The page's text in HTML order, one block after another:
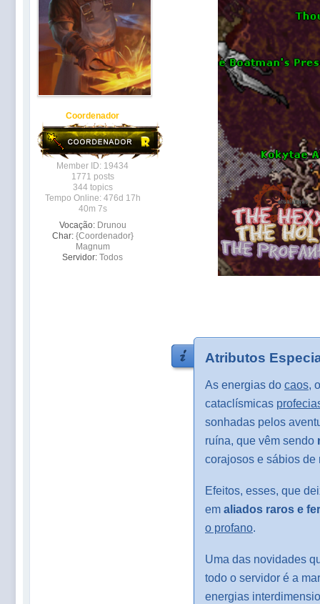
Coordenador
Member ID: 19434
1771 posts
344 topics
Tempo Online: 476d 17h
40m 7s
Vocação: Drunou
Char: {Coordenador}
Magnum
Servidor: Todos
Atributos
As energias do caos,
cataclísmicas
sonhadas pelos
ruína, que vêm sendo
corajosos e sábios de
Efeitos, esses, que
em aliados raros e
o profano.
Uma das novidades
todo o servidor é a
energias